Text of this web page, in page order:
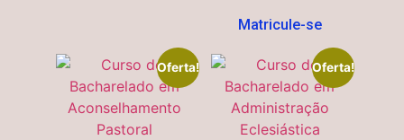
Matricule-se
Oferta! Oferta!